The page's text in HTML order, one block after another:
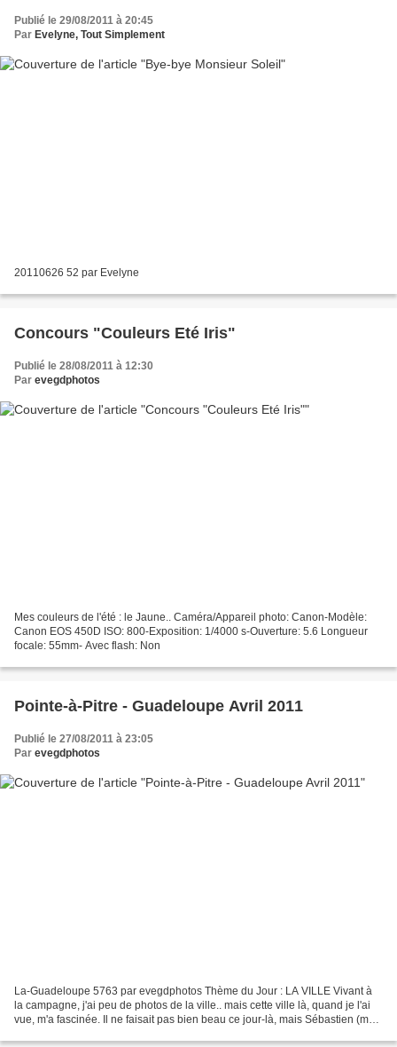
Publié le 29/08/2011 à 20:45
Par Evelyne, Tout Simplement
20110626 52 par Evelyne
Concours "Couleurs Eté Iris"
Publié le 28/08/2011 à 12:30
Par evegdphotos
Mes couleurs de l'été : le Jaune.. Caméra/Appareil photo: Canon-Modèle:
Canon EOS 450D ISO: 800-Exposition: 1/4000 s-Ouverture: 5.6 Longueur
focale: 55mm- Avec flash: Non
Pointe-à-Pitre - Guadeloupe Avril 2011
Publié le 27/08/2011 à 23:05
Par evegdphotos
La-Guadeloupe 5763 par evegdphotos Thème du Jour : LA VILLE Vivant à
la campagne, j'ai peu de photos de la ville.. mais cette ville là, quand je l'ai
vue, m'a fascinée. Il ne faisait pas bien beau ce jour-là, mais Sébastien (mon